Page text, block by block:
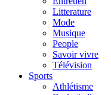
Litterature
Mode
Musique
People
Savoir vivre
Télévision
Sports
Athlétisme